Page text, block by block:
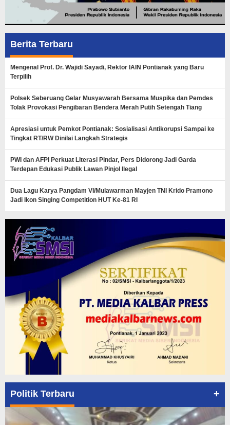
Berita Terbaru
Mengenal Prof. Dr. Wajidi Sayadi, Rektor IAIN Pontianak yang Baru
Terpilih
Polsek Seberuang Gelar Musyawarah Bersama Muspika dan Pemdes
Tolak Provokasi Pengibaran Bendera Merah Putih Setengah Tiang
Apresiasi untuk Pemkot Pontianak: Sosialisasi Antikorupsi Sampai ke
Tingkat RT/RW Dinilai Langkah Strategis
PWI dan AFPI Perkuat Literasi Pindar, Pers Didorong Jadi Garda
Terdepan Edukasi Publik Lawan Pinjol Ilegal
Dua Lagu Karya Pangdam VI/Mulawarman Mayjen TNI Krido Pramono
Jadi Ikon Singing Competition HUT Ke-81 RI
Politik Terbaru +